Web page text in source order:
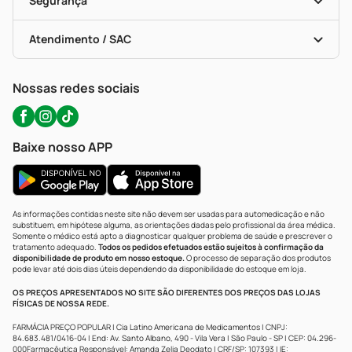
Troca E Devolução
Bulas De A A Z
Políticas De Marketplace
Testes Rápidos
Autoteste Covid-19
Certificado De Segurança
Portal Da Privacidade
Atendimento / SAC
WhatsApp (47) 9202-1687
Nossas redes sociais
Baixe nosso APP
As informações contidas neste site não devem ser usadas para automedicação e não
substituem, em hipótese alguma, as orientações dadas pelo profissional da área médica.
Somente o médico está apto a diagnosticar qualquer problema de saúde e prescrever o
tratamento adequado. Todos os pedidos efetuados estão sujeitos à confirmação da
disponibilidade de produto em nosso estoque.O processo de separação dos produtos
pode levar até dois dias úteis dependendo da disponibilidade do estoque em loja.
OS PREÇOS APRESENTADOS NO SITE SÃO DIFERENTES DOS PREÇOS DAS LOJAS
FÍSICAS DE NOSSA REDE.
FARMÁCIA PREÇO POPULAR | Cia Latino Americana de Medicamentos | CNPJ:
84.683.481/0416-04 | End: Av. Santo Albano, 490 - Vila Vera | São Paulo - SP | CEP: 04.296-
000Farmacêutica Responsável: Amanda Zelia Deodato | CRF/SP: 107393 | IE: